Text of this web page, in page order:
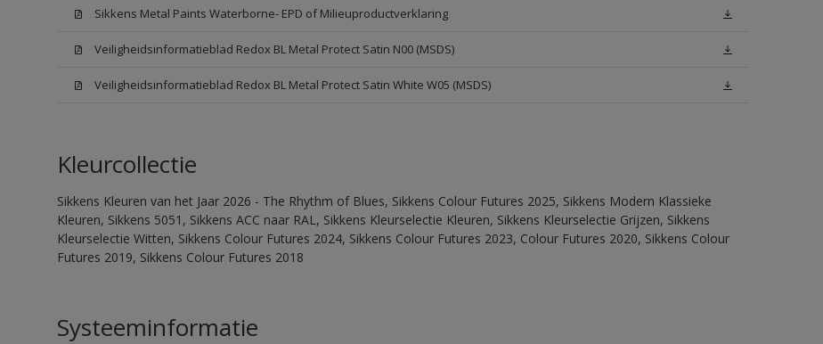
Sikkens Metal Paints Waterborne- EPD of Milieuproductverklaring
Veiligheidsinformatieblad Redox BL Metal Protect Satin N00 (MSDS)
Veiligheidsinformatieblad Redox BL Metal Protect Satin White W05 (MSDS)
Kleurcollectie
Sikkens Kleuren van het Jaar 2026 - The Rhythm of Blues, Sikkens Colour Futures 2025, Sikkens Modern Klassieke
Kleuren, Sikkens 5051, Sikkens ACC naar RAL, Sikkens Kleurselectie Kleuren, Sikkens Kleurselectie Grijzen, Sikkens
Kleurselectie Witten, Sikkens Colour Futures 2024, Sikkens Colour Futures 2023, Colour Futures 2020, Sikkens Colour
Futures 2019, Sikkens Colour Futures 2018
Systeeminformatie